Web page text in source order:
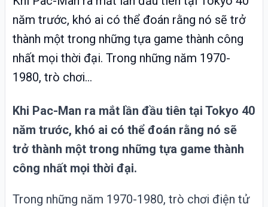
năm trước, khó ai có thể đoán rằng nó sẽ trở
thành một trong những tựa game thành công
nhất mọi thời đại. Trong những năm 1970-
1980, trò chơi...
Khi Pac-Man ra mắt lần đầu tiên tại Tokyo 40
năm trước, khó ai có thể đoán rằng nó sẽ
trở thành một trong những tựa game thành
công nhất mọi thời đại.
Trong những năm 1970-1980, trò chơi điện tử